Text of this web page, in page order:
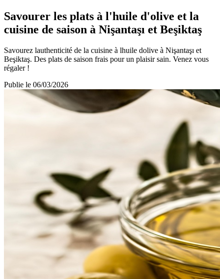
Savourer les plats à l'huile d'olive et la
cuisine de saison à Nişantaşı et Beşiktaş
Savourez lauthenticité de la cuisine à lhuile dolive à Nişantaşı et
Beşiktaş. Des plats de saison frais pour un plaisir sain. Venez vous
régaler !
Publie le 06/03/2026